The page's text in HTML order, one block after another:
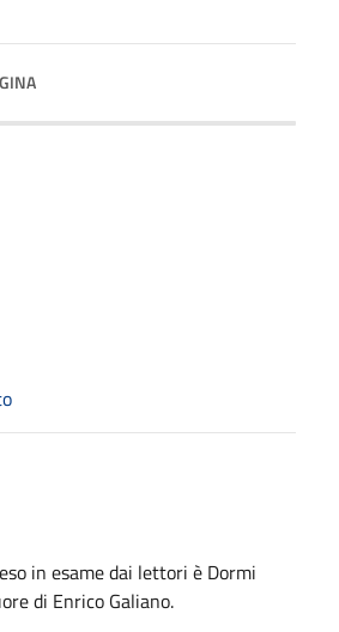
in esame dai lettori è Dormi
di Enrico Galiano.